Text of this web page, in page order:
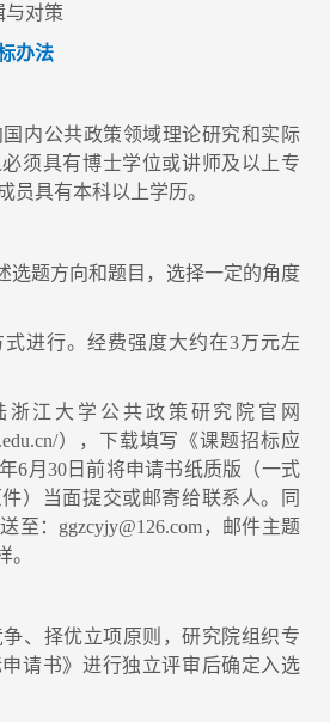
对策
办法
内公共政策领域理论研究和实际
须具有博士学位或讲师及以上专
员具有本科以上学历。
题方向和题目，选择一定的角度
进行。经费强度大约在3万元左
江大学公共政策研究院官网
），下载填写《课题招标应
6月30日前将申请书纸质版（一式
）当面提交或邮寄给联系人。同
至：ggzcyjy@126.com，邮件主题
。
、择优立项原则，研究院组织专
请书》进行独立评审后确定入选